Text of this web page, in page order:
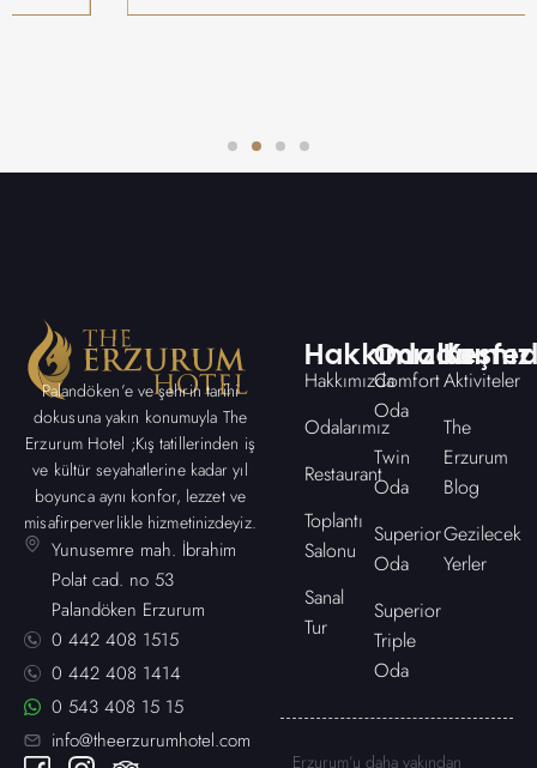
Palandöken’e ve şehrin tarihi
dokusuna yakın konumuyla The
Erzurum Hotel ;Kış tatillerinden iş
ve kültür seyahatlerine kadar yıl
boyunca aynı konfor, lezzet ve
misafirperverlikle hizmetinizdeyiz.
Yunusemre mah. İbrahim
Polat cad. no 53
Palandöken Erzurum
0 442 408 1515
0 442 408 1414
0 543 408 15 15
info@theerzurumhotel.com
Hakkımızda
Hakkımızda
Odalarımız
Restaurant
Toplantı
Salonu
Sanal
Tur
Odalarımız
Comfort
Oda
Twin
Oda
Superior
Oda
Superior
Triple
Oda
Aktiviteler
The
Erzurum
Blog
Gezilecek
Yerler
Erzurum’u daha yakından